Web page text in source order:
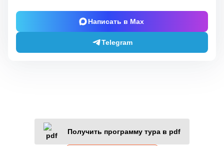
Написать в Max
Telegram
Получить программу тура в pdf